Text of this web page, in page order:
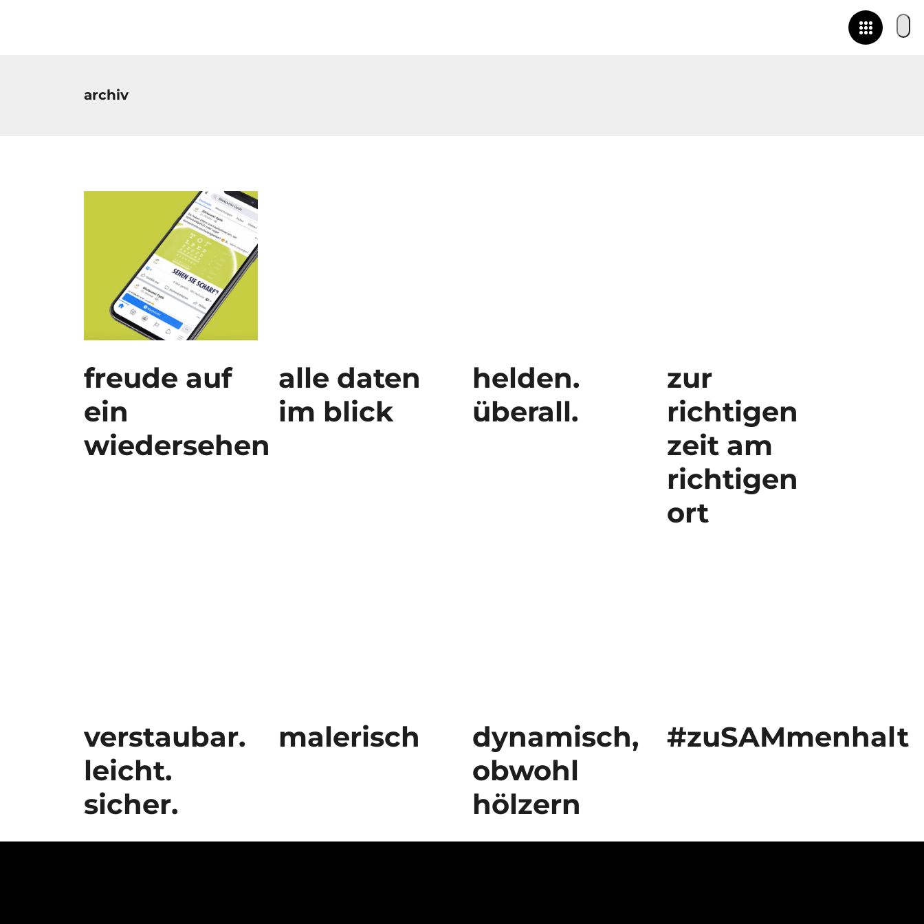
archiv
freude auf
ein
wiedersehen
alle daten
im blick
helden.
überall.
zur
richtigen
zeit am
richtigen
ort
verstaubar.
leicht.
sicher.
malerisch
dynamisch,
obwohl
hölzern
#zuSAMmenhalt